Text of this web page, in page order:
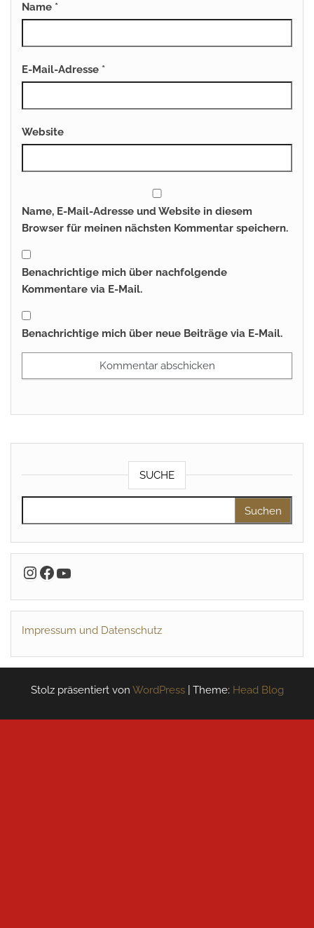
Name *
E-Mail-Adresse *
Website
Name, E-Mail-Adresse und Website in diesem
Browser für meinen nächsten Kommentar speichern.
Benachrichtige mich über nachfolgende
Kommentare via E-Mail.
Benachrichtige mich über neue Beiträge via E-Mail.
SUCHE
Instagram
Facebook
YouTube
Impressum und Datenschutz
Stolz präsentiert von WordPress Theme: Head Blog